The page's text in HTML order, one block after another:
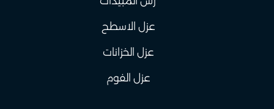
عزل الاسطح
عزل الخزانات
عزل الفوم